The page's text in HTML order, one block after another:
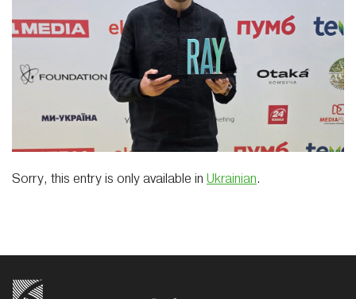
Sorry, this entry is only available in Ukrainian.